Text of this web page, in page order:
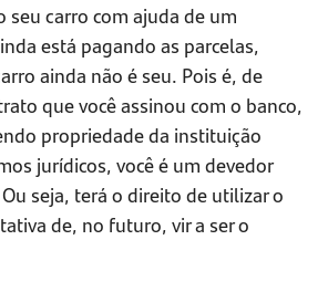
seu carro com ajuda de um
está pagando as parcelas,
ainda não é seu. Pois é, de
que você assinou com o banco,
propriedade da instituição
jurídicos, você é um devedor
seja, terá o direito de utilizar o
de, no futuro, vir a ser o